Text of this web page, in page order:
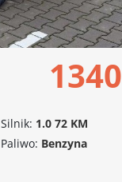
1340
Silnik: 1.0 72 KM
Paliwo: Benzyna